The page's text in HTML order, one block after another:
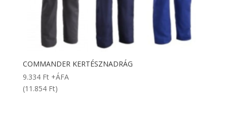
COMMANDER KERTÉSZNADRÁG
9.334 Ft +ÁFA
(11.854 Ft)